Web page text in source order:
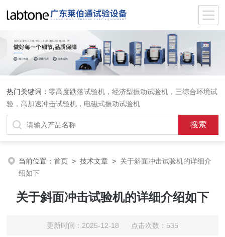
热门关键词：零高度跌落试验机 ，经济型振动试验机 ， 三综合环境试
验 ， 高加速冲击试验机 ， 电磁式振动试验机
当前位置：首页 >技术文章 > 关于斜面冲击试验机的详细介
绍如下
关于斜面冲击试验机的详细介绍如下
更新时间：2025-12-18 点击次数：535